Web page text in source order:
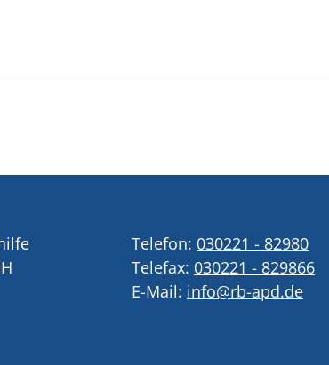
Telefon: 030221 - 82980
Telefax: 030221 - 829866
E-Mail: info@rb-apd.de